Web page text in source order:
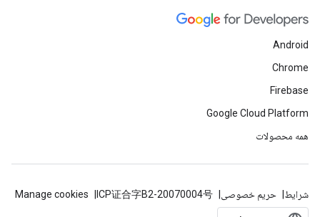
Android
Chrome
Firebase
Google Cloud Platform
همه محصولات
شرایط حریم خصوصی ICP证合字B2-20070004号
Manage cookies